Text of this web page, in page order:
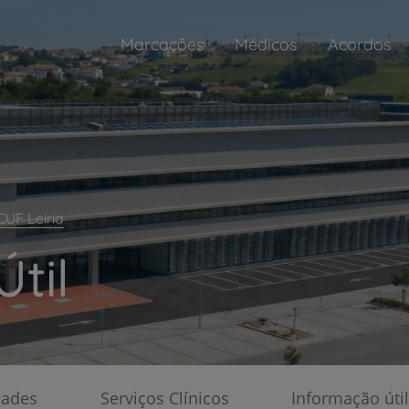
Marcações Médicos Acordos
Leiria
Serviços Clínicos Informação útil
as suas
Atendimento Não Programado
Adultos
Todos os dias, das 8h às 22h